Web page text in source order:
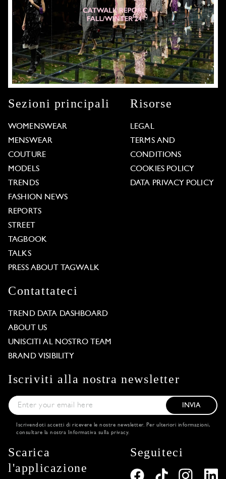
Sezioni principali
WOMENSWEAR
MENSWEAR
COUTURE
MODELS
TRENDS
FASHION NEWS
REPORTS
STREET
TAGBOOK
TALKS
PRESS ABOUT TAGWALK
Risorse
LEGAL
TERMS AND
CONDITIONS
COOKIES POLICY
DATA PRIVACY POLICY
Contattateci
TREND DATA DASHBOARD
ABOUT US
UNISCITI AL NOSTRO TEAM
BRAND VISIBILITY
Iscriviti alla nostra newsletter
INVIA
Iscrivendoti accetti di ricevere le nostre newsletter. Per ulteriori informazioni,
consultare la nostra
Informativa sulla privacy.
Scarica
l'applicazione
Seguiteci